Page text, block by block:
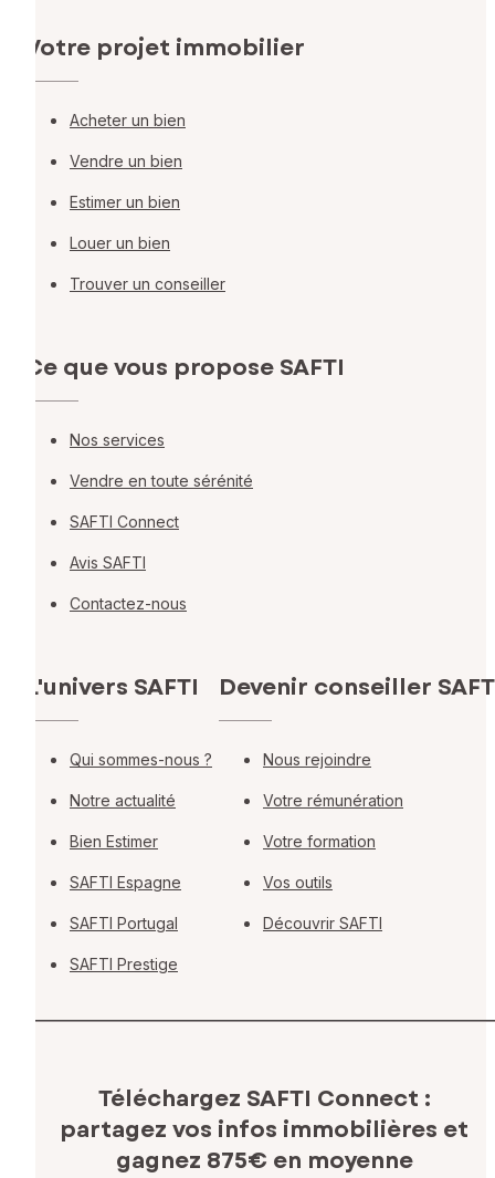
Votre projet immobilier
Acheter un bien
Vendre un bien
Estimer un bien
Louer un bien
Trouver un conseiller
Ce que vous propose SAFTI
Nos services
Vendre en toute sérénité
SAFTI Connect
Avis SAFTI
Contactez-nous
L'univers SAFTI
Qui sommes-nous ?
Notre actualité
Bien Estimer
SAFTI Espagne
SAFTI Portugal
SAFTI Prestige
Devenir conseiller
Nous rejoindre
Votre rémunération
Votre formation
Vos outils
Découvrir SAFTI
Téléchargez SAFTI Connect :
partagez vos infos immobilières et
gagnez 875€ en moyenne